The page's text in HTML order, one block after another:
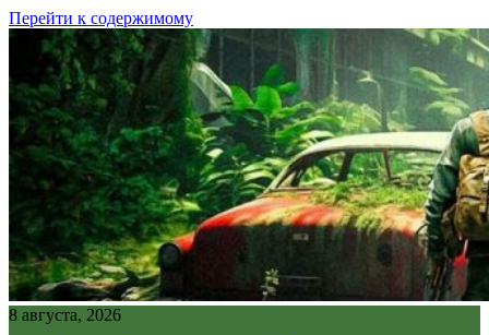
Перейти к содержимому
8 августа, 2026